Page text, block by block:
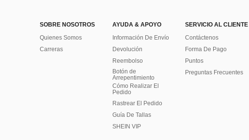
SOBRE NOSOTROS
Quienes Somos
Carreras
AYUDA & APOYO
Información De Envío
Devolución
Reembolso
Botón de
Arrepentimiento
Cómo Realizar El
Pedido
Rastrear El Pedido
Guía De Tallas
SHEIN VIP
SERVICIO AL CLIENTE
Contáctenos
Forma De Pago
Puntos
Preguntas Frecuentes